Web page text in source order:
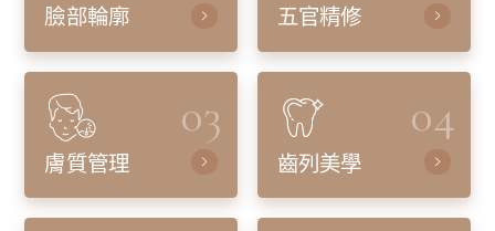
臉部輪廓 五官精修
03
膚質管理
04
齒列美學